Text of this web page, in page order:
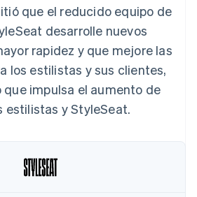
2026
Stripe construye la infraestructura
App Marketplace
que el reducido equipo de
desarrolle nuevos
rapidez y que mejore las
los estilistas y sus clientes,
impulsa el aumento de
estilistas y StyleSeat.